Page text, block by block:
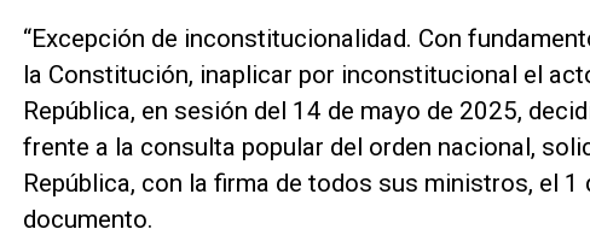
“Excepción de inconstitucionalidad. Con
la Constitución, inaplicar por inconstitucional el
República, en sesión del 14 de mayo de 2025,
frente a la consulta popular del orden nacional,
República, con la firma de todos sus ministros, el 1
documento.